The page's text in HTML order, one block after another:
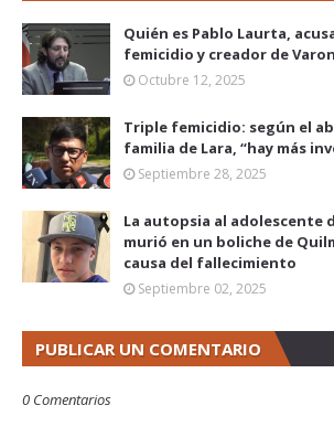
Quién es Pablo Laurta,
femicidio y creador de
Octubre 12, 2025
Triple femicidio: según el
familia de Lara, “hay más
Septiembre 28, 2025
La autopsia al adolescente
murió en un boliche de
causa del fallecimiento
Septiembre 02, 2025
PUBLICAR UN COMENTARIO
0 Comentarios